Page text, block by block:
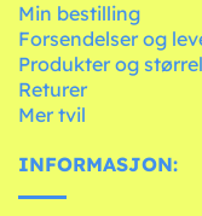
Min bestilling
Forsendelser og
Produkter og
Returer
Mer tvil
INFORMASJON: